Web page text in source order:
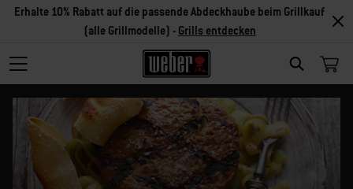
SEARCH
Erhalte 10% Rabatt auf die passende Abdeckhaube beim Grillkauf
(alle Grillmodelle) - Grills entdecken